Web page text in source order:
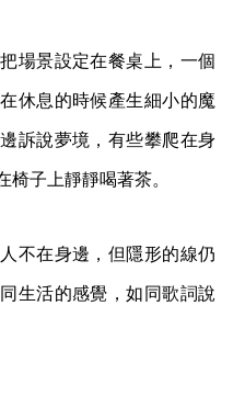
場景設定在餐桌上，一個
休息的時候產生細小的魔
訴說夢境，有些攀爬在身
椅子上靜靜喝著茶。
不在身邊，但隱形的線仍
生活的感覺，如同歌詞說